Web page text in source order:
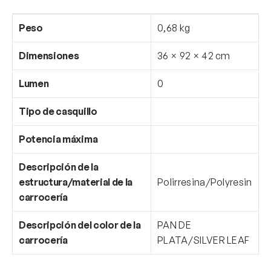
Peso 0,68 kg
Dimensiones 36 × 92 × 42 cm
Lumen 0
Tipo de casquillo
Potencia máxima
Descripción de la
estructura/material de la
carrocería
Polirresina/Polyresin
Descripción del color de la
carrocería
PAN DE
PLATA/SILVER LEAF